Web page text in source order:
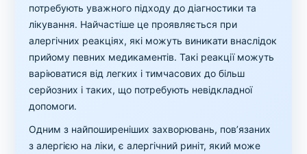
потребують уважного підходу до діагностики та
лікування. Найчастіше це проявляється при
алергічних реакціях, які можуть виникати внаслідок
прийому певних медикаментів. Такі реакції можуть
варіюватися від легких і тимчасових до більш
серйозних і таких, що потребують невідкладної
допомоги.
Одним з найпоширеніших захворювань, пов’язаних
з алергією на ліки, є алергічний риніт, який може